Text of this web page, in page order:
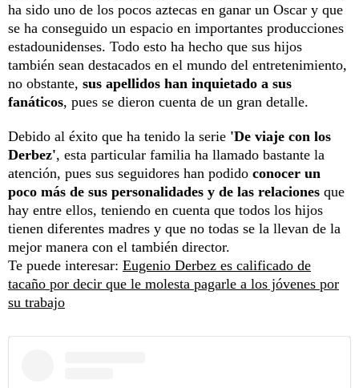
ha sido uno de los pocos aztecas en ganar un Oscar y que
se ha conseguido un espacio en importantes producciones
estadounidenses. Todo esto ha hecho que sus hijos
también sean destacados en el mundo del entretenimiento,
no obstante, sus apellidos han inquietado a sus
fanáticos, pues se dieron cuenta de un gran detalle.
Debido al éxito que ha tenido la serie 'De viaje con los
Derbez', esta particular familia ha llamado bastante la
atención, pues sus seguidores han podido conocer un
poco más de sus personalidades y de las relaciones que
hay entre ellos, teniendo en cuenta que todos los hijos
tienen diferentes madres y que no todas se la llevan de la
mejor manera con el también director.
Te puede interesar: Eugenio Derbez es calificado de
tacaño por decir que le molesta pagarle a los jóvenes por
su trabajo